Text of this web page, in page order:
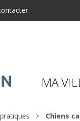
MA
Chiens